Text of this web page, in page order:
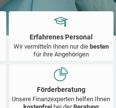
Erfahrenes Personal
Wir vermitteln Ihnen nur die besten
für ihre Angehörigen
Förderberatung
Unsere Finanzexperten helfen Ihnen